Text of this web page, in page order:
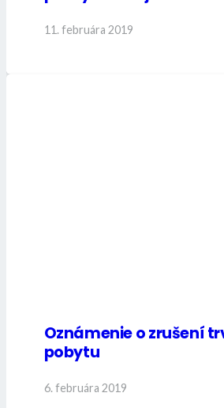
11. februára 2019
Oznámenie o zrušení
pobytu
6. februára 2019